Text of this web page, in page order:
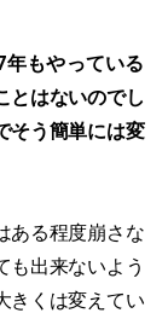
もやっている
とはないのでし
そう簡単には変
ある程度崩さな
も出来ないよう
きくは変えてい